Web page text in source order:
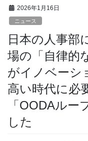
2026年1月16日
ニュース
日本の人事部
場の「自律的
がイノベーシ
高い時代に必
「OODAルー
した